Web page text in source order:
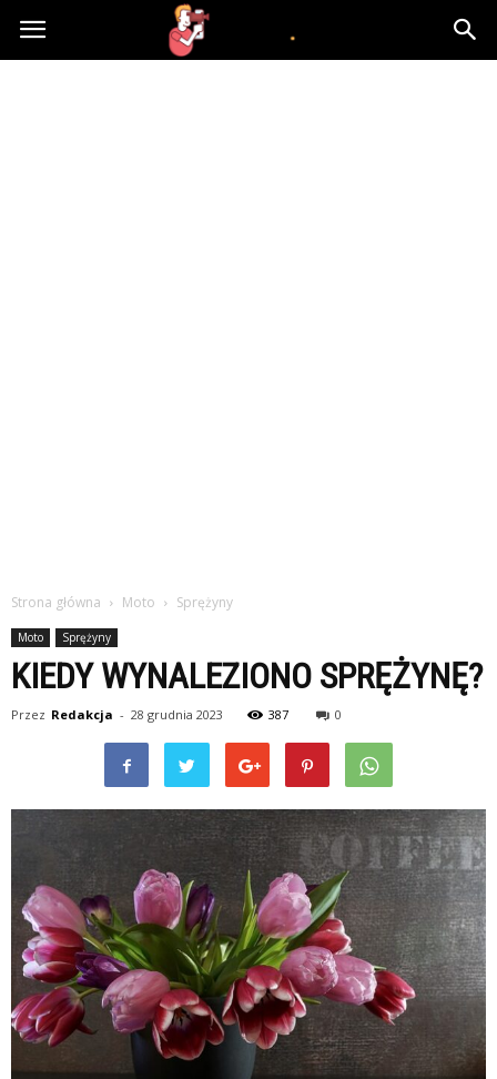
atvn.pl
Strona główna Moto Sprężyny
Moto Sprężyny
KIEDY WYNALEZIONO SPRĘŻYNĘ?
Przez Redakcja - 28 grudnia 2023 387 0